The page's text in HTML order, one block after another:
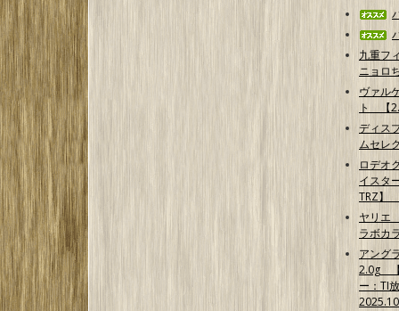
九重フ
ニョロ
ヴァル
ト 【
ディス
ムセレ
ロデオ
イスタ
TRZ】
ヤリエ
ラボカ
アング
2.0g 【
ー：TI